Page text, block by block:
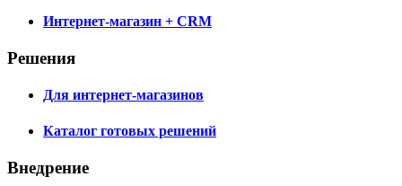
Интернет-магазин + CRM
Решения
Для интернет-магазинов
Каталог готовых решений
Внедрение